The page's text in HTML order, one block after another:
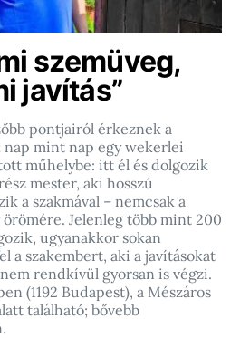
szemüveg,
javítás”
pontjairól érkeznek a
nap mint nap egy wekerlei
műhelybe: itt él és dolgozik
mester, aki hosszú
a szakmával – nemcsak a
Jelenleg több mint 200
ugyanakkor sokan
a szakembert, aki a javításokat
rendkívül gyorsan is végzi.
(1192 Budapest), a Mészáros
található; bővebb